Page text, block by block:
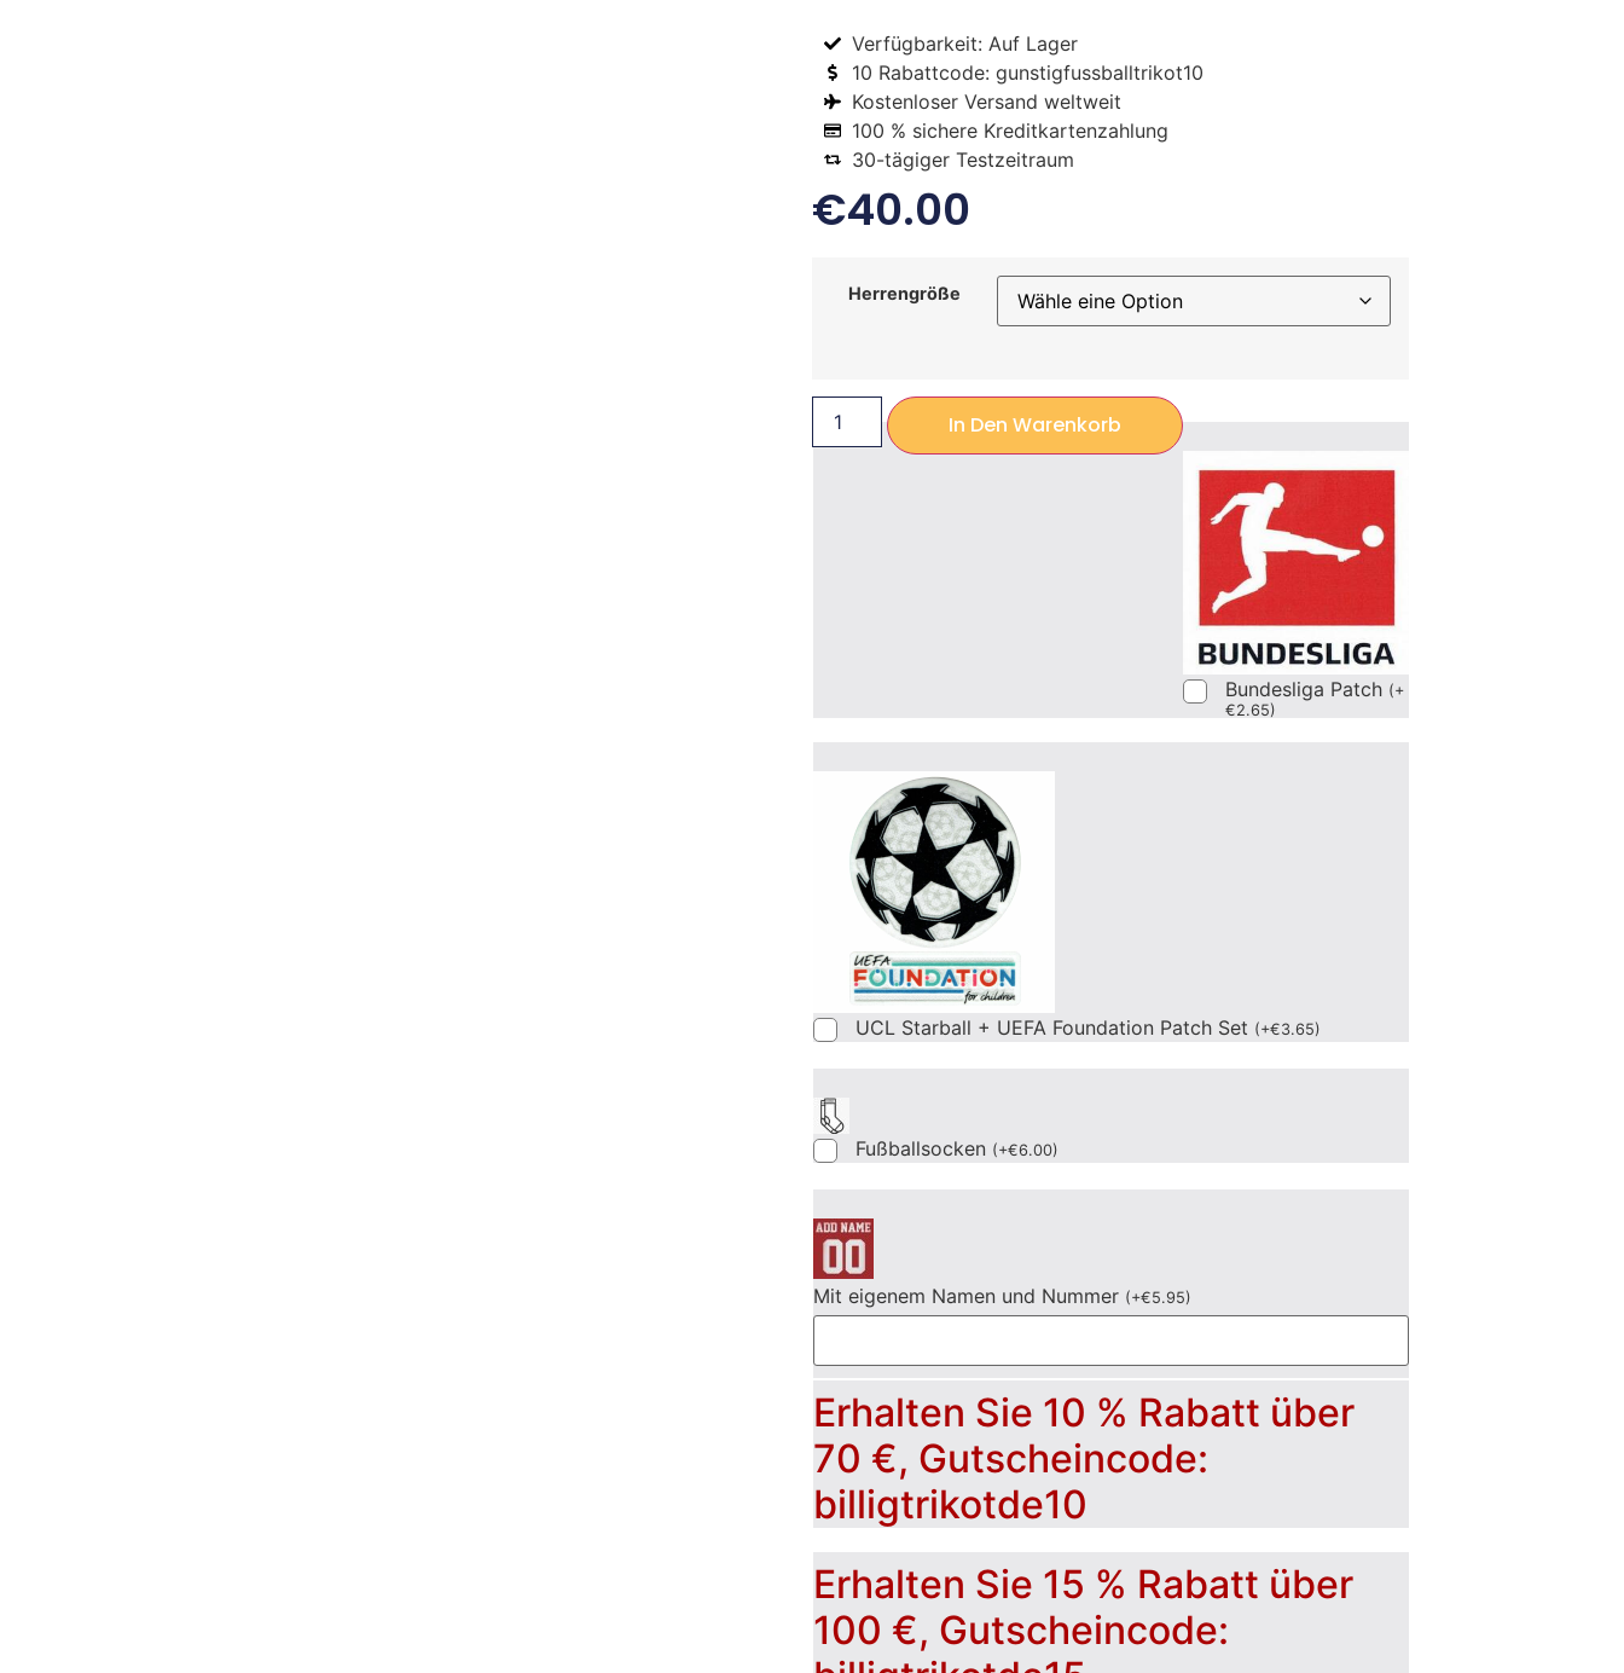
Verfügbarkeit: Auf Lager
10 Rabattcode: gunstigfussballtrikot10
Kostenloser Versand weltweit
100 % sichere Kreditkartenzahlung
30-tägiger Testzeitraum
€40.00
Herrengröße
In Den Warenkorb
Bundesliga Patch (+
€2.65)
UCL Starball + UEFA Foundation Patch Set (+€3.65)
Fußballsocken (+€6.00)
Mit eigenem Namen und Nummer (+€5.95)
Erhalten Sie 10 % Rabatt über
70 €, Gutscheincode:
billigtrikotde10
Erhalten Sie 15 % Rabatt über
100 €, Gutscheincode: